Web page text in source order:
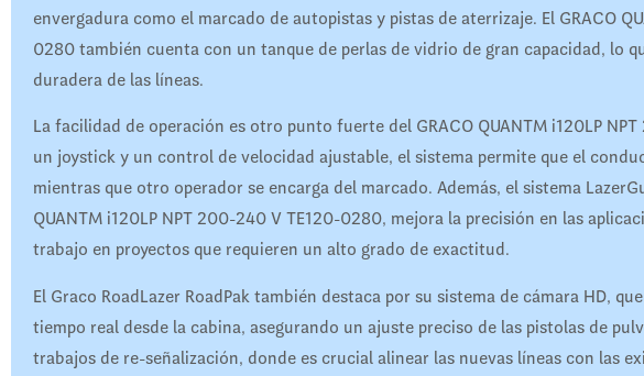
envergadura como el marcado de autopistas y pistas de aterrizaje. El GRACO
0280 también cuenta con un tanque de perlas de vidrio de gran capacidad, lo
duradera de las líneas.
La facilidad de operación es otro punto fuerte del GRACO QUANTM i120LP
un joystick y un control de velocidad ajustable, el sistema permite que el
mientras que otro operador se encarga del marcado. Además, el sistema
QUANTM i120LP NPT 200-240 V TE120-0280, mejora la precisión en las
trabajo en proyectos que requieren un alto grado de exactitud.
El Graco RoadLazer RoadPak también destaca por su sistema de cámara HD,
tiempo real desde la cabina, asegurando un ajuste preciso de las pistolas de
trabajos de re-señalización, donde es crucial alinear las nuevas líneas con las